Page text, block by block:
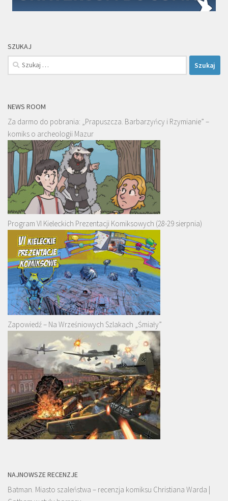
SZUKAJ
Szukaj:
NEWS ROOM
Za darmo do pobrania: „Prapuszcza. Barbarzyńcy i Rzymianie” –
komiks o archeologii Mazur
Program VI Kieleckich Prezentacji Komiksowych (28-29 sierpnia)
Zapowiedź – Na Wrześniowych Szlakach „Śmiały”
NAJNOWSZE RECENZJE
Batman. Miasto szaleństwa – recenzja komiksu Christiana Warda |